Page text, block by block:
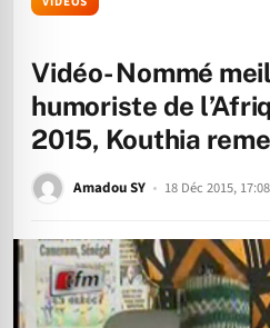
Vidéo- Nommé
humoriste de
2015, Kouthia
Amadou SY 18 Déc 2015, 17:08